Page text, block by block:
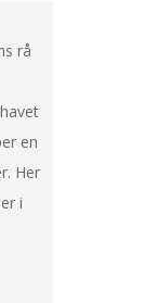
rå
en
Her
i